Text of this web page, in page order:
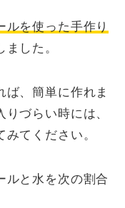
ルを使った手作り
ました。
ば、簡単に作れま
づらい時には、
てください。
ルと水を次の割合